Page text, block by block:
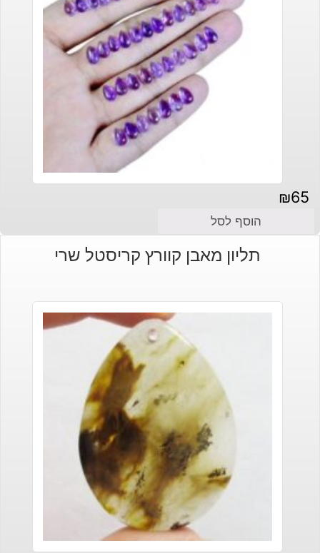
₪65
הוסף לסל
תליון מאבן קוורץ קריסטל שרי